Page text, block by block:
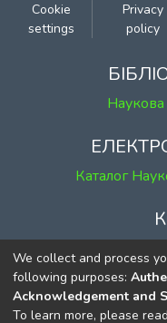
Cookie
settings
Privacy
policy
Каталог
м. Київ,
тел.
We collect and process
following purposes:
Acknowledgement and
To learn more, please